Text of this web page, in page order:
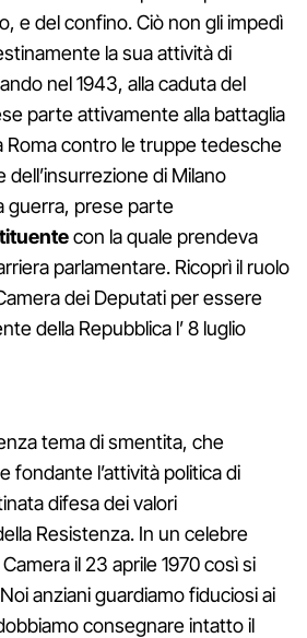
e del confino. Ciò non gli impedì
la sua attività di
nel 1943, alla caduta del
parte attivamente alla battaglia
Roma contro le truppe tedesche
di Milano
guerra, prese parte
con la quale prendeva
parlamentare. Ricoprì il ruolo
dei Deputati per essere
della Repubblica l’ 8 luglio
tema di smentita, che
fondante l’attività politica di
difesa dei valori
Resistenza. In un celebre
il 23 aprile 1970 così si
anziani guardiamo fiduciosi ai
consegnare intatto il